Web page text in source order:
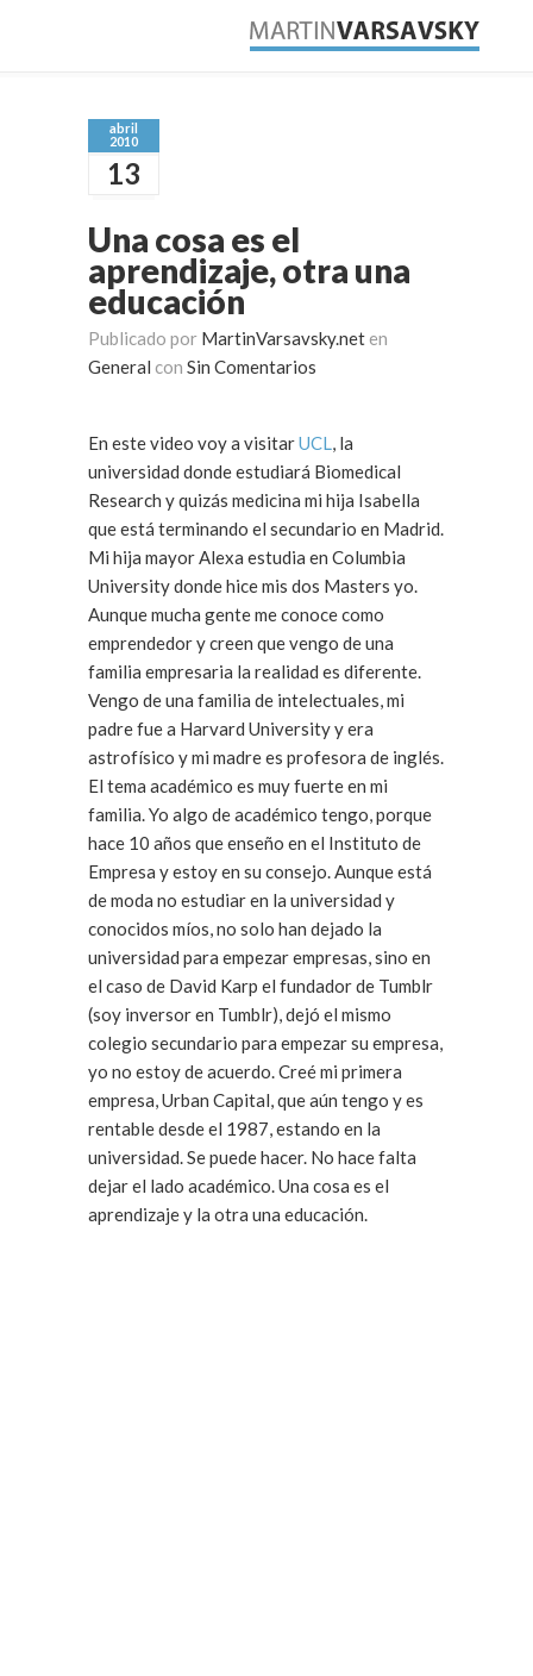
abril
2010
13
Una cosa es el
aprendizaje, otra una
educación
Publicado por MartinVarsavsky.net en
General con Sin Comentarios
En este video voy a visitarUCL, la
universidad donde estudiará Biomedical
Research y quizás medicina mi hija Isabella
que está terminando el secundario en Madrid.
Mi hija mayor Alexa estudia en Columbia
University donde hice mis dos Masters yo.
Aunque mucha gente me conoce como
emprendedor y creen que vengo de una
familia empresaria la realidad es diferente.
Vengo de una familia de intelectuales, mi
padre fue a Harvard University y era
astrofísico y mi madre es profesora de inglés.
El tema académico es muy fuerte en mi
familia. Yo algo de académico tengo, porque
hace 10 años que enseño en el Instituto de
Empresa y estoy en su consejo. Aunque está
de moda no estudiar en la universidad y
conocidos míos, no solo han dejado la
universidad para empezar empresas, sino en
el caso de David Karp el fundador de Tumblr
(soy inversor en Tumblr), dejó el mismo
colegio secundario para empezar su empresa,
yo no estoy de acuerdo. Creé mi primera
empresa, Urban Capital, que aún tengo y es
rentable desde el 1987, estando en la
universidad. Se puede hacer. No hace falta
dejar el lado académico. Una cosa es el
aprendizaje y la otra una educación.